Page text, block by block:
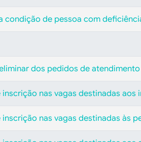
condição de pessoa com
dos pedidos de
nas vagas destinadas aos
nas vagas destinadas às